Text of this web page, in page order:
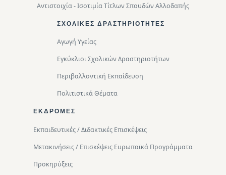
Αντιστοιχία - Ισοτιμία Τίτλων Σπουδών Αλλοδαπής
ΣΧΟΛΙΚΈΣ ΔΡΑΣΤΗΡΙΌΤΗΤΕΣ
Αγωγή Υγείας
Εγκύκλιοι Σχολικών Δραστηριοτήτων
Περιβαλλοντική Eκπαίδευση
Πολιτιστικά Θέματα
ΕΚΔΡΟΜΈΣ
Εκπαιδευτικές / Διδακτικές Επισκέψεις
Μετακινήσεις / Επισκέψεις Ευρωπαϊκά Προγράμματα
Προκηρύξεις